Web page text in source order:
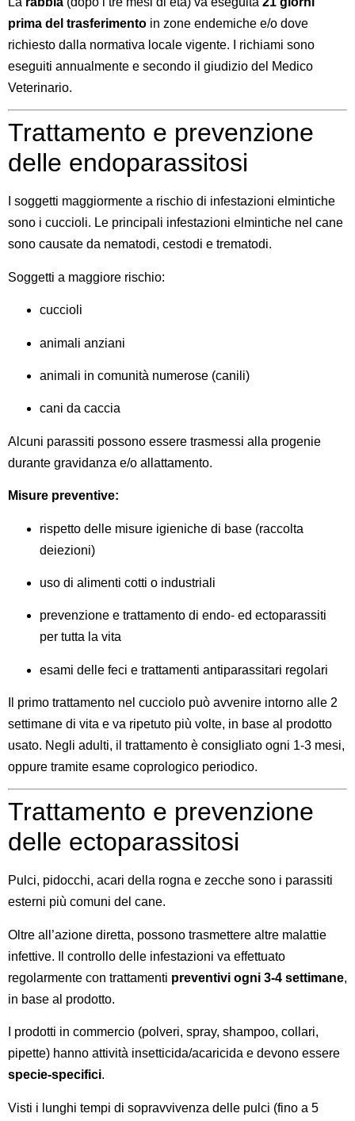
prima del trasferimento in zone endemiche e/o dove
richiesto dalla normativa locale vigente. I richiami sono
eseguiti annualmente e secondo il giudizio del Medico
Veterinario.
Trattamento e prevenzione
delle endoparassitosi
I soggetti maggiormente a rischio di infestazioni elmintiche
sono i cuccioli. Le principali infestazioni elmintiche nel cane
sono causate da nematodi, cestodi e trematodi.
Soggetti a maggiore rischio:
cuccioli
animali anziani
animali in comunità numerose (canili)
cani da caccia
Alcuni parassiti possono essere trasmessi alla progenie
durante gravidanza e/o allattamento.
Misure preventive:
rispetto delle misure igieniche di base (raccolta
deiezioni)
uso di alimenti cotti o industriali
prevenzione e trattamento di endo- ed ectoparassiti
per tutta la vita
esami delle feci e trattamenti antiparassitari regolari
Il primo trattamento nel cucciolo può avvenire intorno alle 2
settimane di vita e va ripetuto più volte, in base al prodotto
usato. Negli adulti, il trattamento è consigliato ogni 1-3 mesi,
oppure tramite esame coprologico periodico.
Trattamento e prevenzione
delle ectoparassitosi
Pulci, pidocchi, acari della rogna e zecche sono i parassiti
esterni più comuni del cane.
Oltre all’azione diretta, possono trasmettere altre malattie
infettive. Il controllo delle infestazioni va effettuato
regolarmente con trattamenti preventivi ogni 3-4 settimane,
in base al prodotto.
I prodotti in commercio (polveri, spray, shampoo, collari,
pipette) hanno attività insetticida/acaricida e devono essere
specie-specifici.
Visti i lunghi tempi di sopravvivenza delle pulci (fino a 5